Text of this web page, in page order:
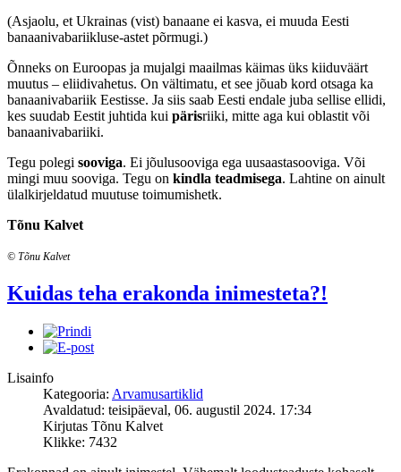
(Asjaolu, et Ukrainas (vist) banaane ei kasva, ei muuda Eesti
banaanivabariikluse-astet põrmugi.)
Õnneks on Euroopas ja mujalgi maailmas käimas üks kiiduväärt
muutus – eliidivahetus. On vältimatu, et see jõuab kord otsaga ka
banaanivabariik Eestisse. Ja siis saab Eesti endale juba sellise ellidi,
kes suudab Eestit juhtida kui pärisriiki, mitte aga kui oblastit või
banaanivabariiki.
Tegu polegi sooviga. Ei jõulusooviga ega uusaastasooviga. Või
mingi muu sooviga. Tegu on kindla teadmisega. Lahtine on ainult
ülalkirjeldatud muutuse toimumishetk.
Tõnu Kalvet
© Tõnu Kalvet
Kuidas teha erakonda inimesteta?!
Lisainfo
Kategooria: Arvamusartiklid
Avaldatud: teisipäeval, 06. augustil 2024. 17:34
Kirjutas Tõnu Kalvet
Klikke: 7432